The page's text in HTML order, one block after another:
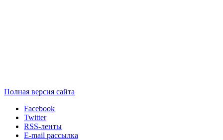
Полная версия сайта
Facebook
Twitter
RSS-ленты
E-mail рассылка